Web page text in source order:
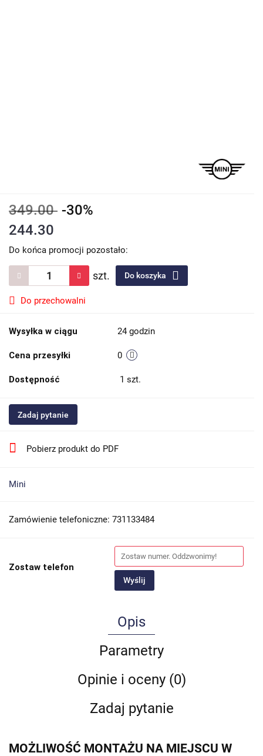
349.00 -30%
244.30
Do końca promocji pozostało:
szt. Do koszyka
Do przechowalni
Wysyłka w ciągu 24 godzin
Cena przesyłki 0
Dostępność 1 szt.
Zadaj pytanie
Pobierz produkt do PDF
Mini
Zamówienie telefoniczne: 731133484
Zostaw telefon
Wyślij
Opis
Parametry
Opinie i oceny (0)
Zadaj pytanie
MOŻLIWOŚĆ MONTAŻU NA MIEJSCU W